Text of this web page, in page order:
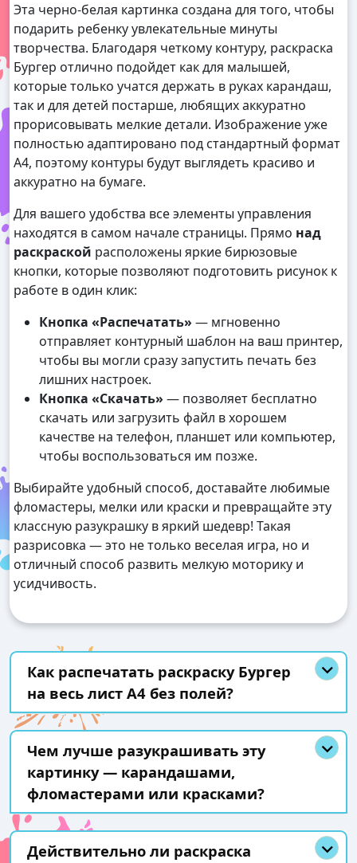
Эта черно-белая картинка создана для того, чтобы
подарить ребенку увлекательные минуты
творчества. Благодаря четкому контуру, раскраска
Бургер отлично подойдет как для малышей,
которые только учатся держать в руках карандаш,
так и для детей постарше, любящих аккуратно
прорисовывать мелкие детали. Изображение уже
полностью адаптировано под стандартный формат
А4, поэтому контуры будут выглядеть красиво и
аккуратно на бумаге.
Для вашего удобства все элементы управления
находятся в самом начале страницы. Прямо над
раскраской расположены яркие бирюзовые
кнопки, которые позволяют подготовить рисунок к
работе в один клик:
Кнопка «Распечатать» — мгновенно
отправляет контурный шаблон на ваш принтер,
чтобы вы могли сразу запустить печать без
лишних настроек.
Кнопка «Скачать» — позволяет бесплатно
скачать или загрузить файл в хорошем
качестве на телефон, планшет или компьютер,
чтобы воспользоваться им позже.
Выбирайте удобный способ, доставайте любимые
фломастеры, мелки или краски и превращайте эту
классную разукрашку в яркий шедевр! Такая
разрисовка — это не только веселая игра, но и
отличный способ развить мелкую моторику и
усидчивость.
Как распечатать раскраску Бургер
на весь лист А4 без полей?
Чем лучше разукрашивать эту
картинку — карандашами,
фломастерами или красками?
Действительно ли раскраска